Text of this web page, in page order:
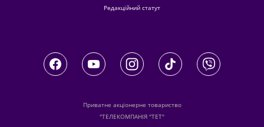
Редакційний статут
Приватне акціонерне товариство
"ТЕЛЕКОМПАНІЯ "ТЕТ"